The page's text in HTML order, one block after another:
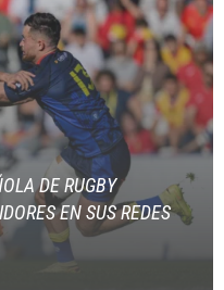
DE RUGBY
EN SUS REDES